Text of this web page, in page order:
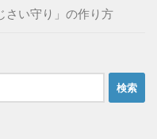
さい守り」の作り方